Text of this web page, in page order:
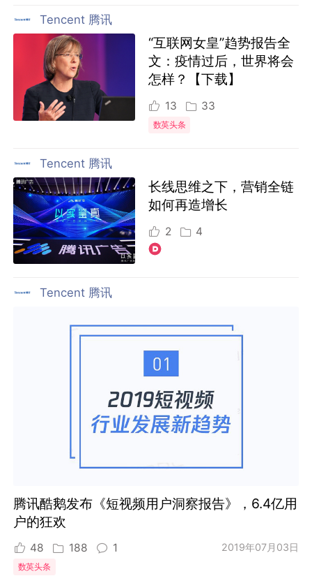
Tencent 腾讯
“互联网女皇”趋势报告全
文：疫情过后，世界将会
怎样？【下载】
13 33
数英头条
Tencent 腾讯
长线思维之下，营销全链
如何再造增长
2 4
Tencent 腾讯
腾讯酷鹅发布《短视频用户洞察报告》，6.4亿用
户的狂欢
48 188 1 2019年07月03日
数英头条